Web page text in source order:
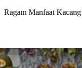
Ragam Manfaat